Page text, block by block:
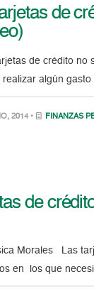
de
de crédito no
realizar algún
2014 • FINANZAS
de
Morales Las
en los que